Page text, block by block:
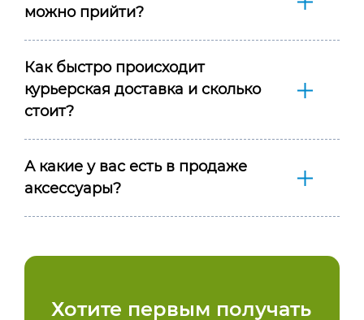
можно прийти?
Как быстро происходит
курьерская доставка и сколько
стоит?
А какие у вас есть в продаже
аксессуары?
Хотите первым получать